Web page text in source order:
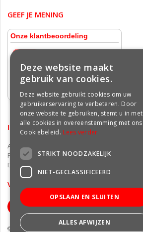
GEEF JE MENING
INFORMATIE
Algemene voorwaarden
Privacy statement
Disclaimer
VOLG ONS OP FACEBOOK
© Groencentrum Freek van der Wal
Deze website maakt
gebruik van cookies.
Deze website gebruikt cookies om uw
gebruikerservaring te verbeteren. Door
onze website te gebruiken, stemt u in met
alle cookies in overeenstemming met ons
Cookiebeleid. Lees verder
STRIKT NOODZAKELIJK
NIET-GECLASSIFICEERD
OPSLAAN EN SLUITEN
ALLES AFWIJZEN